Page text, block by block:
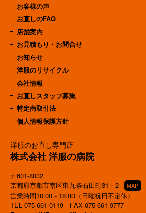
洋服のお直し専門店
株式会社 洋服の病院
〒601-8032
京都府京都市南区東九条石田町31－2
MAP
営業時間10:00～18:00（日曜祝日不定休）
TEL 075-661-0119 FAX 075-661-9777
お客様の声
お直しのFAQ
店舗案内
お見積もり・お問合せ
お知らせ
洋服のリサイクル
会社情報
お直しスタッフ募集
特定商取引法
個人情報保護方針